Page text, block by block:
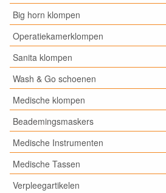
Big horn klompen
Operatiekamerklompen
Sanita klompen
Wash & Go schoenen
Medische klompen
Beademingsmaskers
Medische Instrumenten
Medische Tassen
Verpleegartikelen